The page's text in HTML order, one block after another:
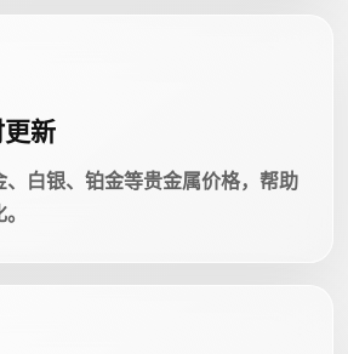
新
白银、铂金等贵金属价格，帮助